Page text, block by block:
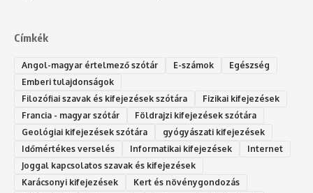
Címkék
Angol-magyar értelmező szótár E-számok
Egészség
Emberi tulajdonságok
Filozófiai szavak és kifejezések szótára
Fizikai kifejezések
Francia - magyar szótár
Földrajzi kifejezések szótára
Geológiai kifejezések szótára
gyógyászati kifejezések
Időmértékes verselés
Informatikai kifejezések
Internet
Joggal kapcsolatos szavak és kifejezések
Karácsonyi kifejezések
Kert és növénygondozás